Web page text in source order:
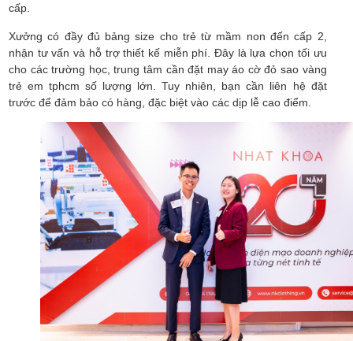
cấp.
Xưởng có đầy đủ bảng size cho trẻ từ mầm non đến cấp 2,
nhận tư vấn và hỗ trợ thiết kế miễn phí. Đây là lựa chọn tối ưu
cho các trường học, trung tâm cần đặt may áo cờ đỏ sao vàng
trẻ em tphcm số lượng lớn. Tuy nhiên, bạn cần liên hệ đặt
trước để đảm bảo có hàng, đặc biệt vào các dịp lễ cao điểm.